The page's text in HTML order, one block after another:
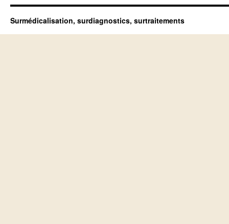
Surmédicalisation, surdiagnostics, surtraitements